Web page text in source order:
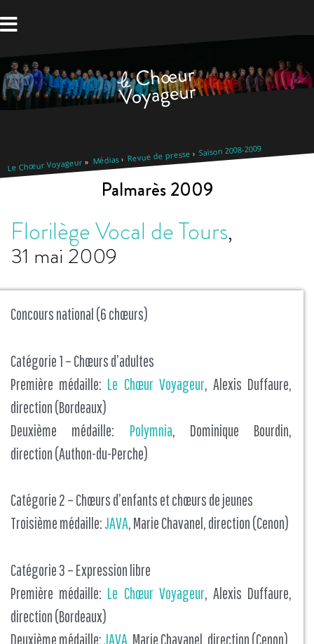
au
Le Chœur Voyageur Médias Revue de presse Saison 2008-2009
Palmarès 2009
Florilège Vocal de Tours,
31 mai 2009
Concours national (6 chœurs)
Catégorie 1 – Chœurs d’adultes
Première médaille: Le Chœur Voyageur, Alexis Duffaure,
direction (Bordeaux)
Deuxième médaille: Polymnia, Dominique Bourdin,
direction (Authon-du-Perche)
Catégorie 2 – Chœurs d’enfants et chœurs de jeunes
Troisième médaille:JAVA, Marie Chavanel, direction (Cenon)
Catégorie 3 – Expression libre
Première médaille: Le Chœur Voyageur, Alexis Duffaure,
direction (Bordeaux)
Deuxième médaille:JAVA, Marie Chavanel, direction (Cenon)